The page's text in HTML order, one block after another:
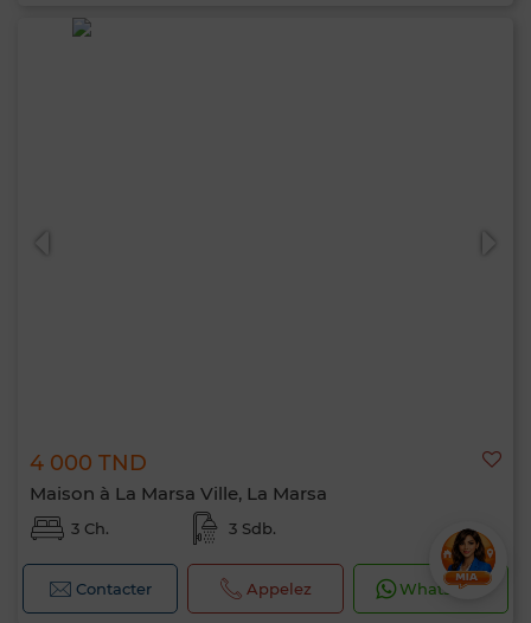
4 000 TND
Maison à La Marsa Ville, La Marsa
3 Ch. 3 Sdb.
Contacter Appelez WhatsApp